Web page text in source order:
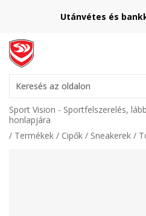
Utánvétes és
Keresés az oldalon
Sport Vision - Sportfelszerelés,
honlapjára
Termékek
Cipők Sneakerek